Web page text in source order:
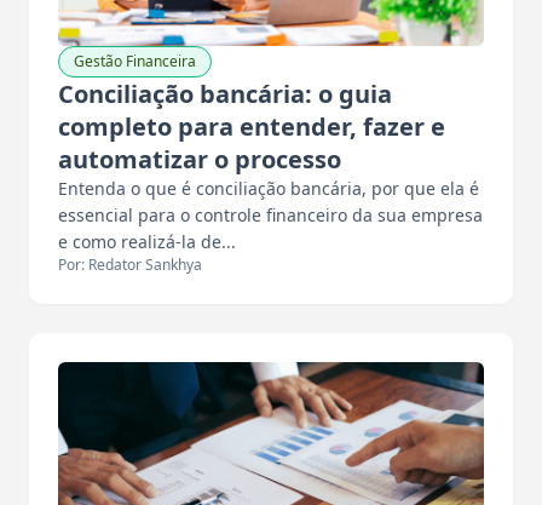
Gestão Financeira
Conciliação bancária: o guia
completo para entender, fazer e
automatizar o processo
Entenda o que é conciliação bancária, por que ela é
essencial para o controle financeiro da sua empresa
e como realizá-la de...
Por: Redator Sankhya